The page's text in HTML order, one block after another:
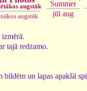
augstāk
augstāk
Summer
jūl aug
tajā redzamo.
un lapas apakšā